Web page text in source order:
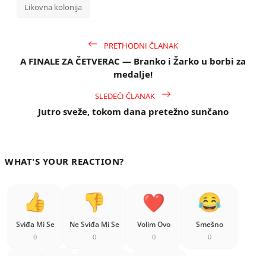
Likovna kolonija
PRETHODNI ČLANAK
A FINALE ZA ČETVERAC — Branko i Žarko u borbi za
medalje!
SLEDEĆI ČLANAK
Jutro sveže, tokom dana pretežno sunčano
WHAT'S YOUR REACTION?
Sviđa Mi Se
0
Ne Sviđa Mi Se
0
Volim Ovo
0
Smešno
0